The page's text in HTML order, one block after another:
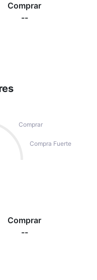
Comprar
Compra Fuerte
Comprar
--
Comprar
--